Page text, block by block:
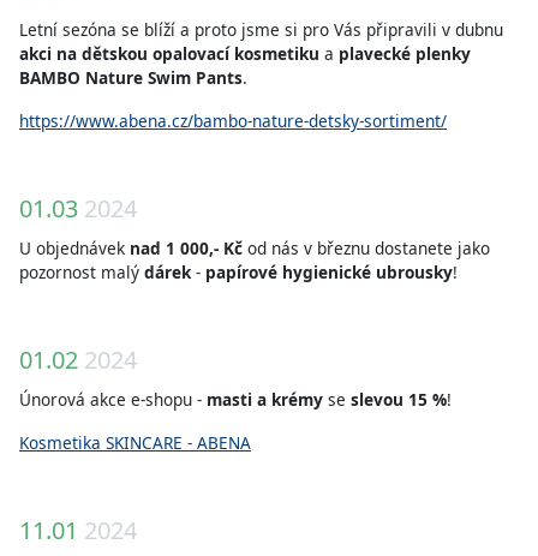
Letní sezóna se blíží a proto jsme si pro Vás připravili v dubnu
akci na dětskou opalovací kosmetiku a plavecké plenky
BAMBO Nature Swim Pants.
https://www.abena.cz/bambo-nature-detsky-sortiment/
01.03 2024
U objednávek nad 1 000,- Kč od nás v březnu dostanete jako
pozornost malý dárek- papírové hygienické ubrousky!
01.02 2024
Únorová akce e-shopu - masti a krémy se slevou 15 %!
Kosmetika SKINCARE - ABENA
11.01 2024